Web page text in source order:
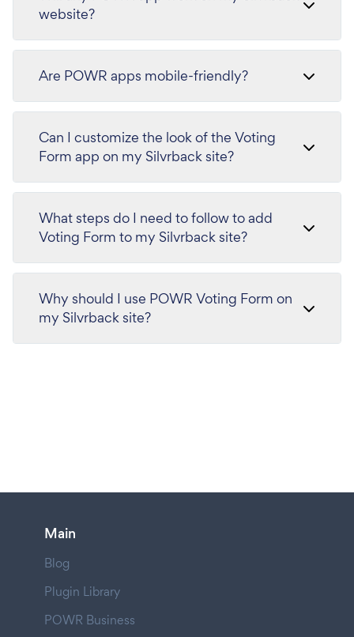
website?
Are POWR apps mobile-friendly?
Can I customize the look of the Voting
Form app on my Silvrback site?
What steps do I need to follow to add
Voting Form to my Silvrback site?
Why should I use POWR Voting Form on
my Silvrback site?
Main
Blog
Plugin Library
POWR Business